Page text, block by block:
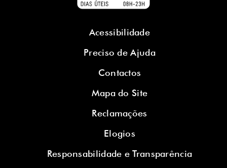
Acessibilidade
Preciso de Ajuda
Contactos
Mapa do Site
Reclamações
Elogios
Responsabilidade e Transparência